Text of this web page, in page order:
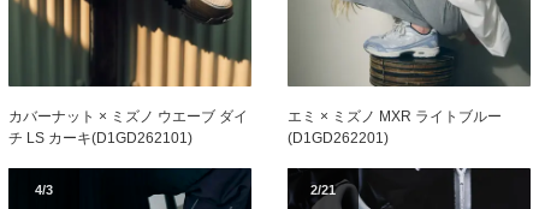
カバーナット × ミズノ ウエーブ ダイ
チ LS カーキ(D1GD262101)
エミ × ミズノ MXR ライトブルー
(D1GD262201)
4/3 2/21